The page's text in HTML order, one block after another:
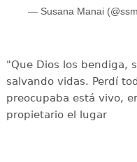
— Susana Manai
"Que Dios los bendiga,
salvando vidas. Perdí
preocupaba está vivo,
propietario el lugar